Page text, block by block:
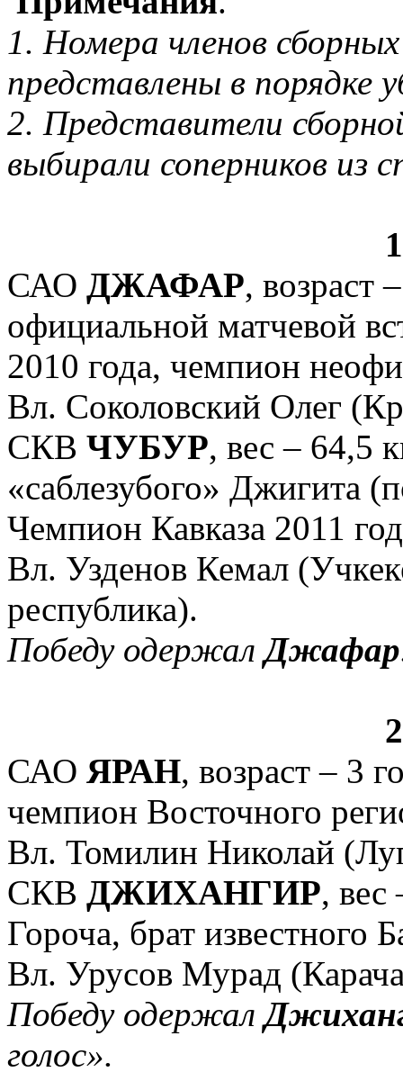
1. Номера членов
представлены в порядке
2. Представители
выбирали соперников из
САО ДЖАФАР, возраст
официальной матчевой
2010 года, чемпион
Вл. Соколовский Олег
СКВ ЧУБУР, вес – 64,5
«саблезубого» Джигита
Чемпион Кавказа 2011
Вл. Узденов Кемал
республика).
Победу одержалДжафар
САО ЯРАН, возраст – 3
чемпион Восточного
Вл. Томилин Николай
СКВ ДЖИХАНГИР, вес
Гороча, брат известного
Вл. Урусов Мурад
Победу одержал
голос».